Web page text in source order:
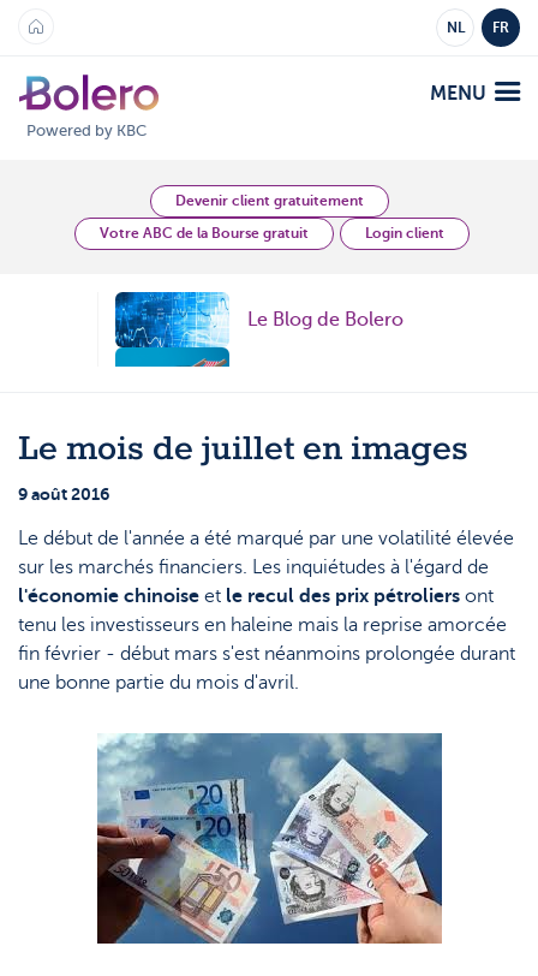
NL FR
Powered by KBC
MENU
Analyses et Vision
Produits
Produits
Stratégie & Analyse
Support
Documents
Questions fréquemment posées
Devenir client gratuitement
Votre ABC de la Bourse gratuit
Login client
Le Blog de Bolero
Topic
Le monde des ETF
Nos analystes
Le mois de juillet en images
9 août 2016
Le début de l'année a été marqué par une volatilité élevée
sur les marchés financiers. Les inquiétudes à l'égard de
l'économie chinoise et le recul des prix pétroliers ont
tenu les investisseurs en haleine mais la reprise amorcée
fin février - début mars s'est néanmoins prolongée durant
une bonne partie du mois d'avril.